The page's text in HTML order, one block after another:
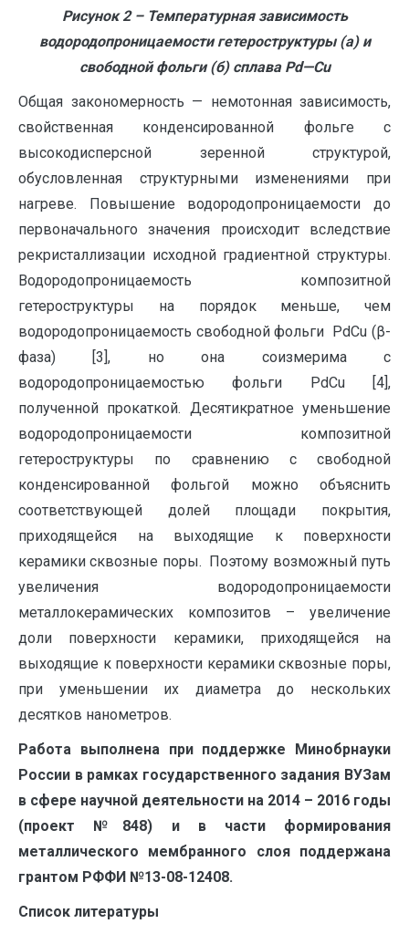
Рисунок 2 – Температурная зависимость
водородопроницаемости гетероструктуры (а) и
свободной фольги (б) сплава Pd—Cu
Общая закономерность — немотонная зависимость,
свойственная конденсированной фольге с
высокодисперсной зеренной структурой,
обусловленная структурными изменениями при
нагреве. Повышение водородопроницаемости до
первоначального значения происходит вследствие
рекристаллизации исходной градиентной структуры.
Водородопроницаемость композитной
гетероструктуры на порядок меньше, чем
водородопроницаемость свободной фольги PdCu (β-
фаза) [3], но она соизмерима с
водородопроницаемостью фольги PdCu [4],
полученной прокаткой. Десятикратное уменьшение
водородопроницаемости композитной
гетероструктуры по сравнению с свободной
конденсированной фольгой можно объяснить
соответствующей долей площади покрытия,
приходящейся на выходящие к поверхности
керамики сквозные поры. Поэтому возможный путь
увеличения водородопроницаемости
металлокерамических композитов – увеличение
доли поверхности керамики, приходящейся на
выходящие к поверхности керамики сквозные поры,
при уменьшении их диаметра до нескольких
десятков нанометров.
Работа выполнена при поддержке Минобрнауки
России в рамках государственного задания ВУЗам
в сфере научной деятельности на 2014 – 2016 годы
(проект №848) и в части формирования
металлического мембранного слоя поддержана
грантом РФФИ №13-08-12408.
Список литературы